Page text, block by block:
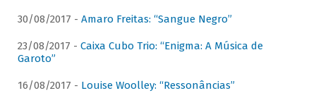
30/08/2017 - Amaro Freitas: “Sangue Negro”
23/08/2017 - Caixa Cubo Trio: “Enigma: A Música de
Garoto”
16/08/2017 - Louise Woolley: “Ressonâncias”